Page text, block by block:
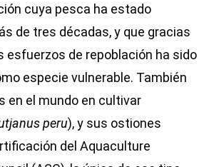
cuya pesca ha estado
de tres décadas, y que gracias
esfuerzos de repoblación ha sido
especie vulnerable. También
en el mundo en cultivar
peru), y sus ostiones
del Aquaculture